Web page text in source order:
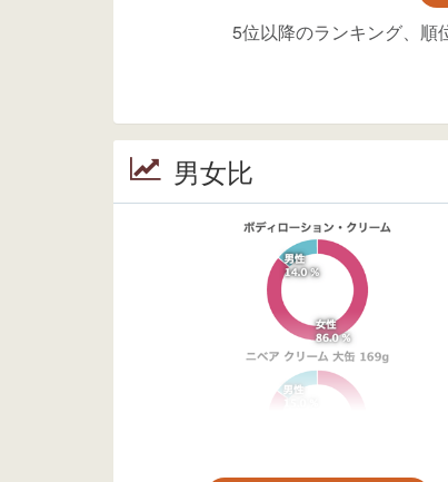
5位以降のランキング、順
男女比